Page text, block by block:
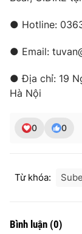
● Hotline:
● Email:
● Địa chỉ: 19
Hà Nội
0 0
Từ khóa: Sube
Bình luận (0)